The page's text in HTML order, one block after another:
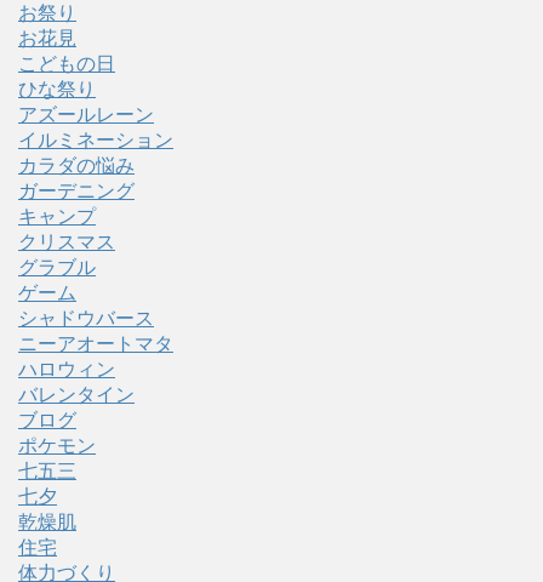
お祭り
お花見
こどもの日
ひな祭り
アズールレーン
イルミネーション
カラダの悩み
ガーデニング
キャンプ
クリスマス
グラブル
ゲーム
シャドウバース
ニーアオートマタ
ハロウィン
バレンタイン
ブログ
ポケモン
七五三
七夕
乾燥肌
住宅
体力づくり